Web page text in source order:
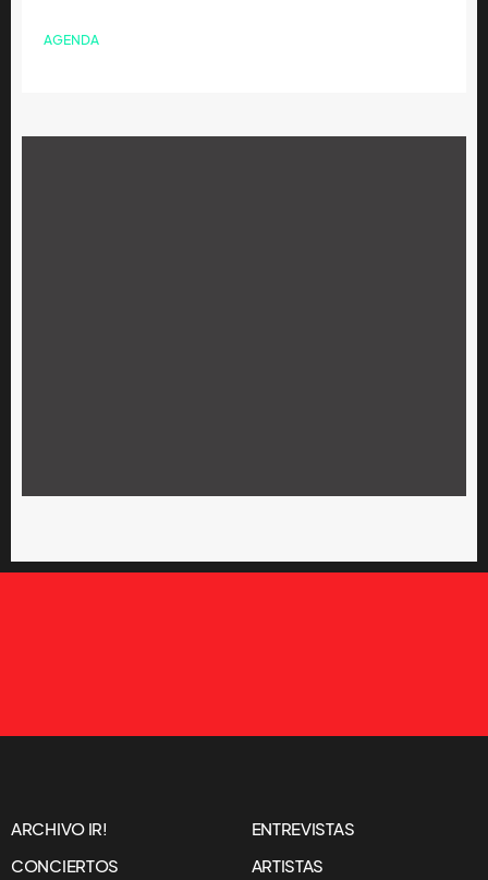
AGENDA
ARCHIVO IR!
ENTREVISTAS
CONCIERTOS
ARTISTAS